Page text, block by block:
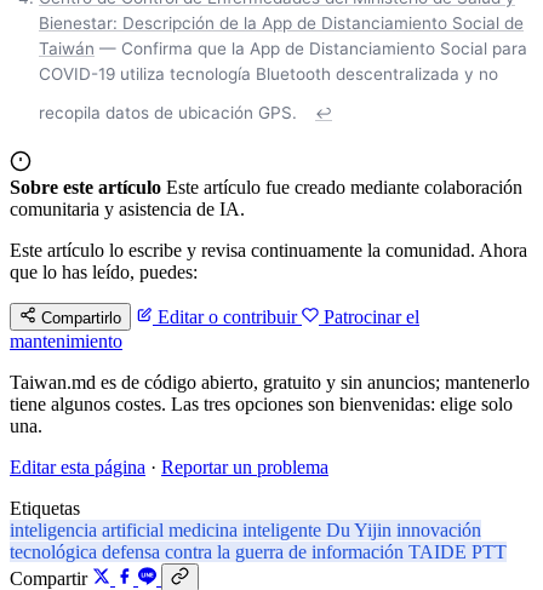
Bienestar: Descripción de la App de Distanciamiento Social de
Taiwán — Confirma que la App de Distanciamiento Social para
COVID-19 utiliza tecnología Bluetooth descentralizada y no
recopila datos de ubicación GPS.
↩
Sobre este artículo Este artículo fue creado mediante colaboración
comunitaria y asistencia de IA.
Este artículo lo escribe y revisa continuamente la comunidad. Ahora
que lo has leído, puedes:
Compartirlo Editar o contribuir
Patrocinar el
mantenimiento
Taiwan.md es de código abierto, gratuito y sin anuncios; mantenerlo
tiene algunos costes. Las tres opciones son bienvenidas: elige solo
una.
Editar esta página · Reportar un problema
Etiquetas
inteligencia artificial medicina inteligente Du Yijin innovación
tecnológica defensa contra la guerra de información TAIDE PTT
Compartir